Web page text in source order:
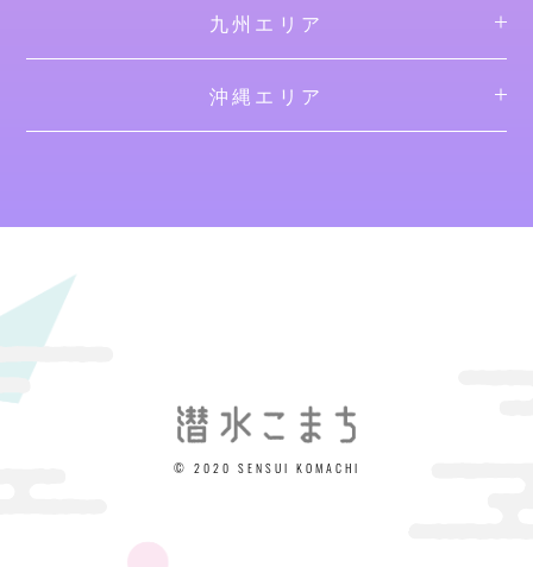
九州エリア
沖縄エリア
© 2020 SENSUI KOMACHI